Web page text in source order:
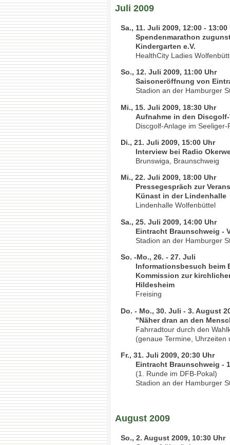
Juli 2009
Sa., 11. Juli 2009, 12:00 - 13:00
Spendenmarathon
Kindergarten e.V.
HealthCity Ladies
So., 12. Juli 2009, 11:00 Uhr
Saisoneröffnung von
Stadion an der Hamburger
Mi., 15. Juli 2009, 18:30 Uhr
Aufnahme in den
Discgolf-Anlage im
Di., 21. Juli 2009, 15:00 Uhr
Interview bei Radio
Brunswiga, Braunschweig
Mi., 22. Juli 2009, 18:00 Uhr
Pressegespräch zur
Künast in der Lindenhalle
Lindenhalle Wolfenbüttel
Sa., 25. Juli 2009, 14:00 Uhr
Eintracht Braunschweig -
Stadion an der Hamburger
So. -Mo., 26. - 27. Juli
Informationsbesuch beim
Kommission zur
Hildesheim
Freising
Do. - Mo., 30. Juli - 3. August
"Näher dran an den
Fahrradtour durch den
(genaue Termine,
Fr., 31. Juli 2009, 20:30 Uhr
Eintracht Braunschweig -
(1. Runde im DFB-Pokal)
Stadion an der Hamburger
August 2009
So., 2. August 2009, 10:30 Uhr